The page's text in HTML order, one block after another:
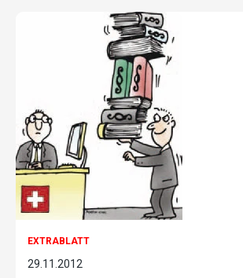
EXTRABLATT
29.11.2012